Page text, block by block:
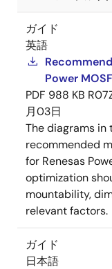
ガイド
英語
Power
PDF 988 KB
月03日
The diagrams in
recommended
for Renesas
optimization
mountability,
relevant factors.
ガイド
日本語